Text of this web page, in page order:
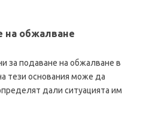
на обжалване
за подаване на обжалване в
тези основания може да
дали ситуацията им